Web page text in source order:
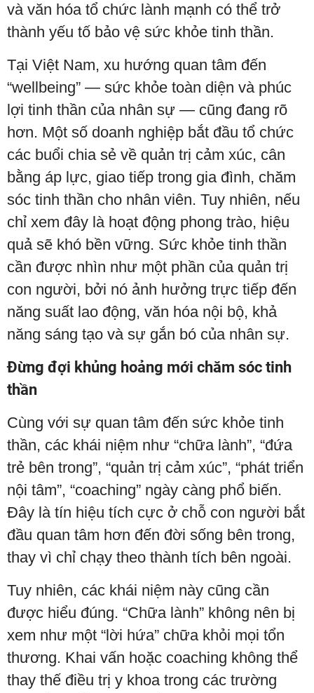
và văn hóa tổ chức lành mạnh có thể trở
thành yếu tố bảo vệ sức khỏe tinh thần.
Tại Việt Nam, xu hướng quan tâm đến
“wellbeing” — sức khỏe toàn diện và phúc
lợi tinh thần của nhân sự — cũng đang rõ
hơn. Một số doanh nghiệp bắt đầu tổ chức
các buổi chia sẻ về quản trị cảm xúc, cân
bằng áp lực, giao tiếp trong gia đình, chăm
sóc tinh thần cho nhân viên. Tuy nhiên, nếu
chỉ xem đây là hoạt động phong trào, hiệu
quả sẽ khó bền vững. Sức khỏe tinh thần
cần được nhìn như một phần của quản trị
con người, bởi nó ảnh hưởng trực tiếp đến
năng suất lao động, văn hóa nội bộ, khả
năng sáng tạo và sự gắn bó của nhân sự.
Đừng đợi khủng hoảng mới chăm sóc tinh
thần
Cùng với sự quan tâm đến sức khỏe tinh
thần, các khái niệm như “chữa lành”, “đứa
trẻ bên trong”, “quản trị cảm xúc”, “phát triển
nội tâm”, “coaching” ngày càng phổ biến.
Đây là tín hiệu tích cực ở chỗ con người bắt
đầu quan tâm hơn đến đời sống bên trong,
thay vì chỉ chạy theo thành tích bên ngoài.
Tuy nhiên, các khái niệm này cũng cần
được hiểu đúng. “Chữa lành” không nên bị
xem như một “lời hứa” chữa khỏi mọi tổn
thương. Khai vấn hoặc coaching không thể
thay thế điều trị y khoa trong các trường